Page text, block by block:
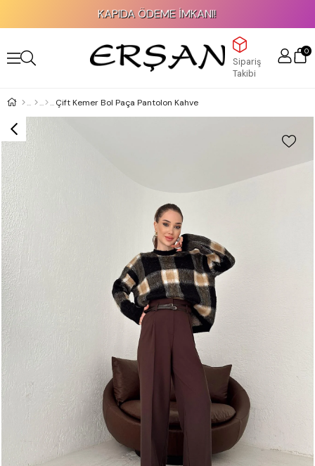
KAPIDA ÖDEME İMKANI!
Sipariş
Takibi
0
Çift Kemer Bol Paça Pantolon Kahve